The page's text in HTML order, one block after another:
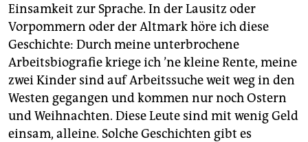
Einsamkeit zur Sprache. In der Lausitz oder
Vorpommern oder der Altmark höre ich diese
Geschichte: Durch meine unterbrochene
Arbeitsbiografie kriege ich ’ne kleine Rente, meine
zwei Kinder sind auf Arbeitssuche weit weg in den
Westen gegangen und kommen nur noch Ostern
und Weihnachten. Diese Leute sind mit wenig Geld
einsam, alleine. Solche Geschichten gibt es